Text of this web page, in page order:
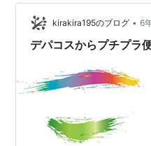
kirakira195のブログ • 6
デパコスからプチプラ